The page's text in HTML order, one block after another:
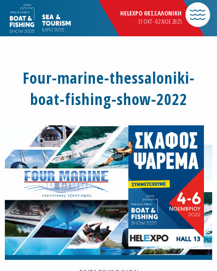
HELEXPO ΘΕΣΣΑΛΟΝΙΚΗ
31 OKT - 02 NOE 2025
Four-marine-thessaloniki-
boat-fishing-show-2022